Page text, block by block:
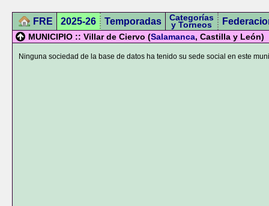
FRE 2025-26 Temporadas Categorías
y Torneos
MUNICIPIO :: Villar de Ciervo (Salamanca, Castilla y León)
Ninguna sociedad de la base de datos ha tenido su sede social en este